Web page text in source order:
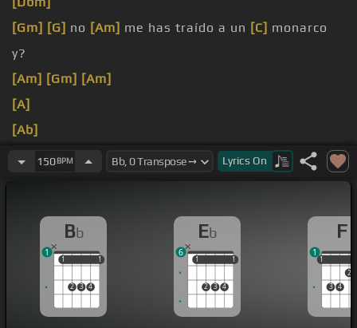
[Gm] [G] no [Am] me has traído a un [C] monarco
y?
[Am] [Gm] [Am]
[A]
[Ab]
150BPM Lyrics On
Bb
1
2 3 4
1
1 1
1
Eb
1
2 3 4
1
1 1
6
F
1
3 4
2
1
1